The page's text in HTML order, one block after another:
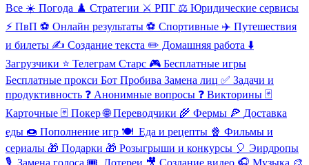
Все ☀️ Погода ♟️ Стратегии ⚔️ РПГ ⚖️ Юридические сервисы
⚡ ПвП ⚽ Онлайн результаты ⚽ Спортивные ✈️ Путешествия
и билеты ✍️ Создание текста ✏️ Домашняя работа ⬇️
Загрузчики ⭐ Телеграм Старс 🎮 Бесплатные игры
Бесплатные прокси Бот Пробива Замена лиц ✅ Задачи и
продуктивность ❓ Анонимные вопросы ❓ Викторины 🃏
Карточные 🃏 Покер 🌐 Переводчики 🌾 Фермы 🍕 Доставка
еды 🍩 Пополнение игр 🍽 ️ ️Еда и рецепты 🍿 Фильмы и
сериалы 🎁 Подарки 🎁 Розыгрыши и конкурсы 🎈 Эирдропы
🎙 ️ Замена голоса 🎟 ️ Лотереи 🎥 Создание видео 🎧 Музыка 🎨